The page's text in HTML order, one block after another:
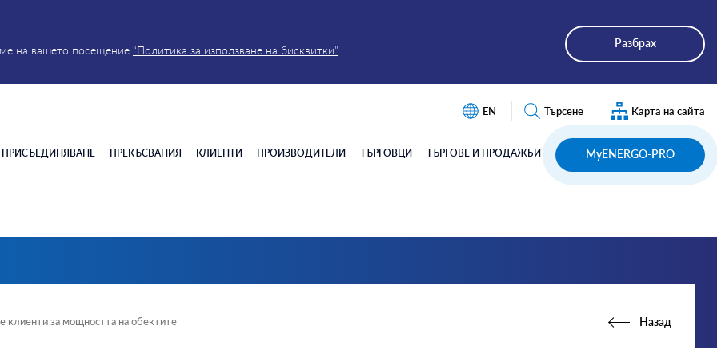
на вашето посещение “Политика за използване на бисквитки”
Разбрах
EN Търсене Карта на сайта
ПРИСЪЕДИНЯВАНЕ ПРЕКЪСВАНИЯ КЛИЕНТИ ПРОИЗВОДИТЕЛИ ТЪРГОВЦИ ТЪРГОВЕ И ПРОДАЖБИ MyENERGO-PRO
клиенти за мощността на обектите Назад